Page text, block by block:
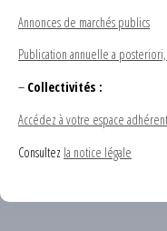
Annonces de marchés publics
Publication annuelle a
– Collectivités :
Accédez à votre espace adhérent
Consultez la notice légale